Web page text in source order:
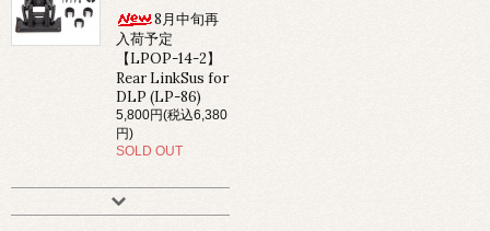
8月中旬再
入荷予定
【LPOP-14-2】
Rear LinkSus for
DLP (LP-86)
5,800円(税込6,380
円)
SOLD OUT